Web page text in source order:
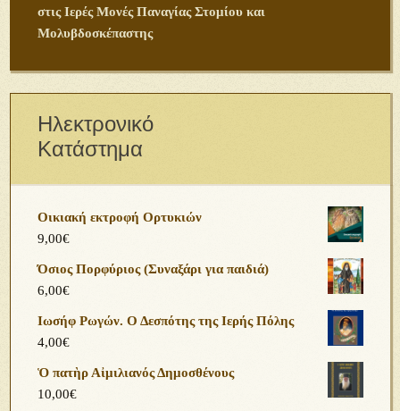
στις Ιερές Μονές Παναγίας Στομίου και
Μολυβδοσκέπαστης
Ηλεκτρονικό
Κατάστημα
Οικιακή εκτροφή Ορτυκιών
9,00€
Όσιος Πορφύριος (Συναξάρι για παιδιά)
6,00€
Ιωσήφ Ρωγών. Ο Δεσπότης της Ιερής Πόλης
4,00€
Ὁ πατὴρ Αἰμιλιανός Δημοσθένους
10,00€